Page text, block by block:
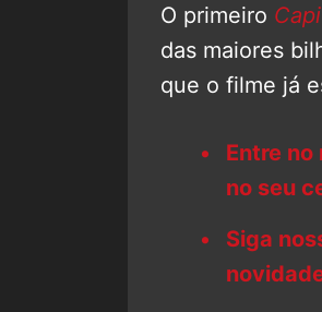
O primeiro
das maiores
que o filme já
Entre
no seu
Siga